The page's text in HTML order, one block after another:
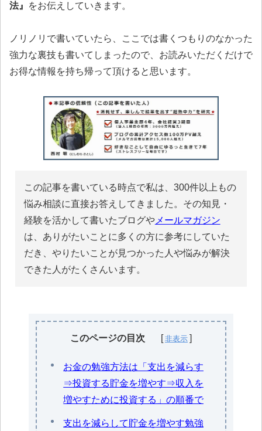
法』
をお伝えしていきます。
ノリノリで書いていたら、ここでは書くつもりのなかった
強力な裏技も書いてしまったので、お読みいただくだけで
お得な情報を持ち帰って頂けると思います。
この記事を書いている時点で私は、300件以上もの
悩み相談に直接お答えしてきました。その知見・
経験を活かして書いたブログやメールマガジン
は、ありがたいことに多くの方に参考にしていた
だき、やりたいことが見つかった人や悩みが解決
できた人がたくさんいます。
このページの目次
お金の勉強方法は「支出を減らす
⇒投資する貯金を増やす⇒収入を
増やすために投資する」の順番で
支出を減らして貯金を増やす勉強